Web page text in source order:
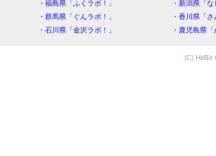
・福島県「ふくラボ！」
・新潟県「
・群馬県「ぐんラボ！」
・香川県「
・石川県「金沢ラボ！」
・鹿児島県
(C) HitBit